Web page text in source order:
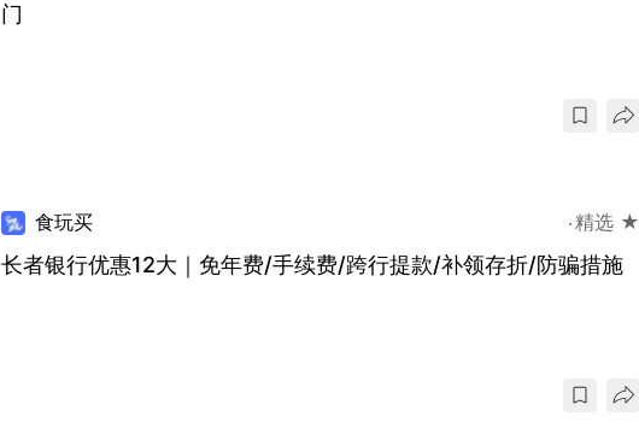
门
食玩买 精选 ★
长者银行优惠12大｜免年费/手续费/跨行提款/补领存折/防骗措施